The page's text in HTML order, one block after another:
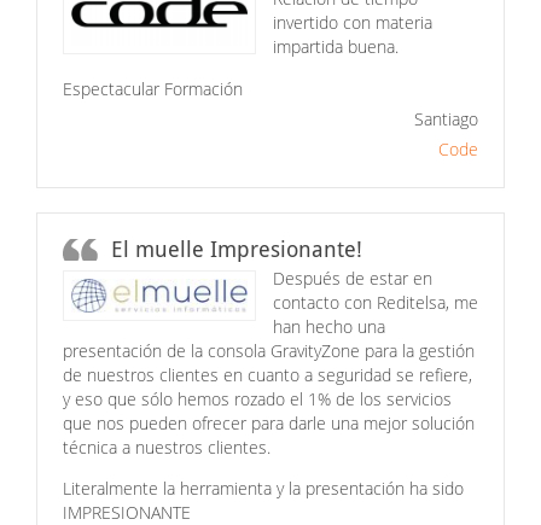
invertido con materia
impartida buena.
Espectacular Formación
Santiago
Code
El muelle Impresionante!
Después de estar en
contacto con Reditelsa, me
han hecho una
presentación de la consola GravityZone para la gestión
de nuestros clientes en cuanto a seguridad se refiere,
y eso que sólo hemos rozado el 1% de los servicios
que nos pueden ofrecer para darle una mejor solución
técnica a nuestros clientes.
Literalmente la herramienta y la presentación ha sido
IMPRESIONANTE